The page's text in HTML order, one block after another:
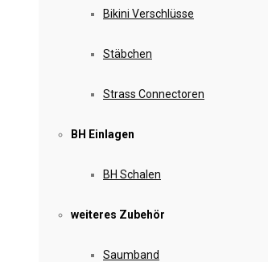
Bikini Verschlüsse
Stäbchen
Strass Connectoren
BH Einlagen
BH Schalen
weiteres Zubehör
Saumband